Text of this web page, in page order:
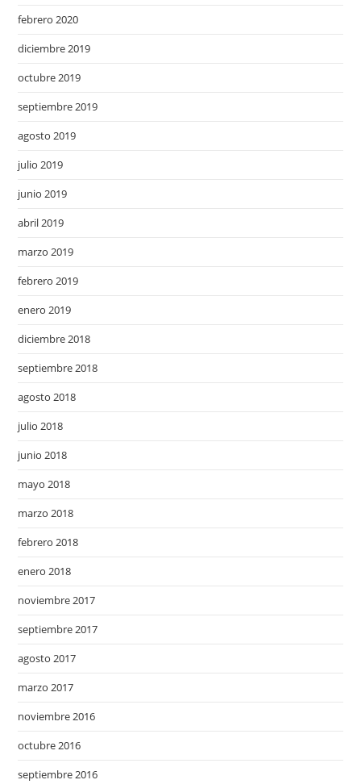
febrero 2020
diciembre 2019
octubre 2019
septiembre 2019
agosto 2019
julio 2019
junio 2019
abril 2019
marzo 2019
febrero 2019
enero 2019
diciembre 2018
septiembre 2018
agosto 2018
julio 2018
junio 2018
mayo 2018
marzo 2018
febrero 2018
enero 2018
noviembre 2017
septiembre 2017
agosto 2017
marzo 2017
noviembre 2016
octubre 2016
septiembre 2016